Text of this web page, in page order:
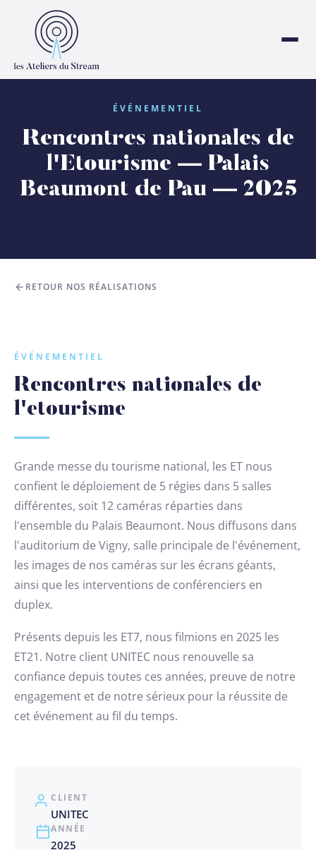
ÉVÉNEMENTIEL
Rencontres nationales de
l'Etourisme — Palais
Beaumont de Pau — 2025
RETOUR NOS RÉALISATIONS
ÉVÉNEMENTIEL
Rencontres nationales de
l'etourisme
Grande messe du tourisme national, les ET nous
confient le déploiement de 5 régies dans 5 salles
différentes, soit 12 caméras réparties dans
l'ensemble du Palais Beaumont. Nous diffusons dans
l'auditorium de Vigny, salle principale de l'événement,
les images de nos caméras sur les écrans géants,
ainsi que les interventions de conférenciers en
duplex.
Présents depuis les ET7, nous filmions en 2025 les
ET21. Notre client UNITEC nous renouvelle sa
confiance depuis toutes ces années, preuve de notre
engagement et de notre sérieux pour la réussite de
cet événement au fil du temps.
CLIENT
UNITEC
ANNÉE
2025